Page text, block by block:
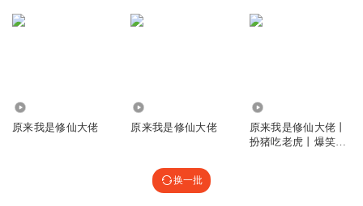
原来我是修仙大佬 原来我是修仙大佬
原来我是修仙大佬丨
扮猪吃老虎丨爆笑修
换一批